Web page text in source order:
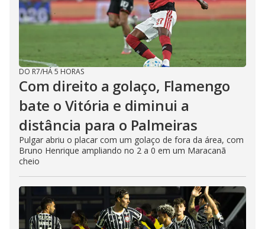
DO R7/HÁ 5 HORAS
Com direito a golaço, Flamengo
bate o Vitória e diminui a
distância para o Palmeiras
Pulgar abriu o placar com um golaço de fora da área, com
Bruno Henrique ampliando no 2 a 0 em um Maracanã
cheio